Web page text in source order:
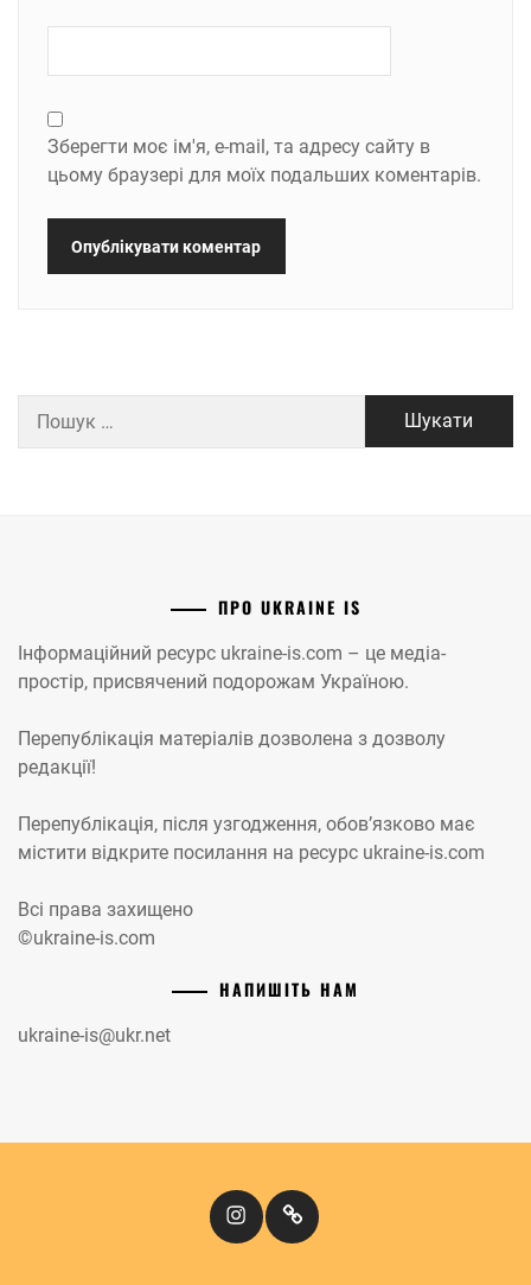
Зберегти моє ім'я, e-mail, та адресу сайту в
цьому браузері для моїх подальших коментарів.
ПРО UKRAINE IS
Інформаційний ресурс ukraine-is.com – це медіа-
простір, присвячений подорожам Україною.
Перепублікація матеріалів дозволена з дозволу
редакції!
Перепублікація, після узгодження, обов’язково має
містити відкрите посилання на ресурс ukraine-is.com
Всі права захищено
©ukraine-is.com
НАПИШІТЬ НАМ
ukraine-is@ukr.net
InstagramКіномандри